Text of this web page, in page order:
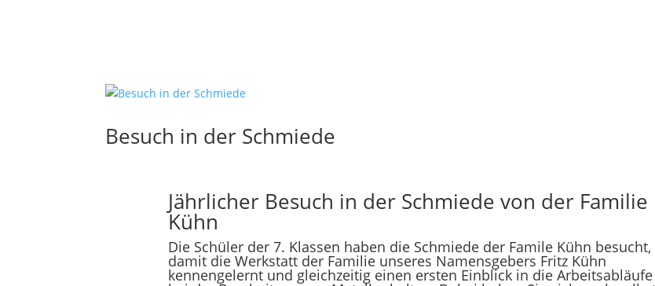
Besuch in der Schmiede
Jährlicher Besuch in der Schmiede von der Familie
Kühn
Die Schüler der 7. Klassen haben die Schmiede der Famile Kühn besucht,
damit die Werkstatt der Familie unseres Namensgebers Fritz Kühn
kennengelernt und gleichzeitig einen ersten Einblick in die Arbeitsabläufe